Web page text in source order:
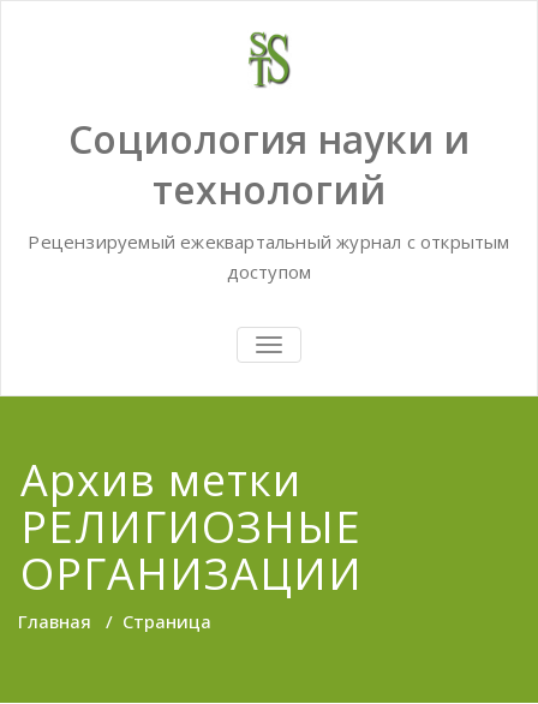
Социология науки и
технологий
Рецензируемый ежеквартальный журнал с открытым
доступом
TOGGLE
NAVIGATION
Архив метки
РЕЛИГИОЗНЫЕ
ОРГАНИЗАЦИИ
Главная / Страница